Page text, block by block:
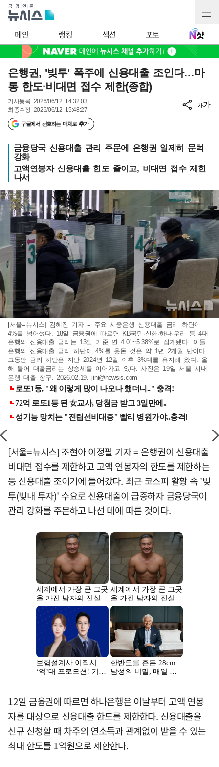
메인 랭킹 섹션 포토
은행권, '빚투' 폭주에 신용대출 조인다…마
통 한도·비대면 접수 제한(종합)
기사등록 2026/06/12 14:32:03
최종수정 2026/06/12 15:48:27
구글에서 선호하는 매체로 추가
가가
금융당국 신용대출 관리 주문에 은행권 일제히 문턱
강화
고액연봉자 신용대출 한도 줄이고, 비대면 접수 제한
나서
[서울=뉴시스] 김혜진 기자 = 주요 시중은행 신용대출 금리 하단이
4%를 넘어섰다. 18일 금융권에 따르면 KB국민·신한·하나·우리 등 4대
은행의 신용대출 금리는 13일 기준 연 4.01~5.38%로 집계됐다. 이들
은행의 신용대출 금리 하단이 4%를 웃돈 것은 약 1년 2개월 만이다.
그동안 금리 하단은 지난 2024년 12월 이후 3%대를 유지해 왔다. 올
해 들어 대출금리는 상승세를 이어가고 있다. 사진은 19일 서울 시내
은행 대출 창구. 2026.02.19. jini@newsis.com
[서울=뉴시스] 조현아 이정필 기자 = 은행권이 신용대출
비대면 접수를 제한하고 고액 연봉자의 한도를 제한하는
등 신용대출 조이기에 들어갔다. 최근 코스피 활황 속 '빚
투(빚내 투자)' 수요로 신용대출이 급증하자 금융당국이
관리 강화를 주문하고 나선 데에 따른 것이다.
12일 금융권에 따르면 하나은행은 이날부터 고액 연봉
자를 대상으로 신용대출 한도를 제한한다. 신용대출을
신규 신청할 때 차주의 연소득과 관계없이 받을 수 있는
최대 한도를 1억원으로 제한한다.